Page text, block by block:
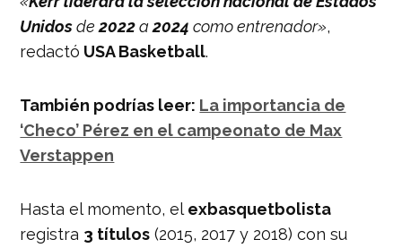
Unidosde 2022a2024 como entrenador»,
redactó USA Basketball.
También podrías leer: La importancia de
‘Checo’ Pérez en el campeonato de Max
Verstappen
Hasta el momento, el exbasquetbolista
registra 3 títulos (2015, 2017 y 2018) con su